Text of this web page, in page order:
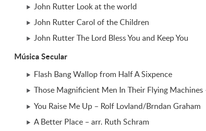
John Rutter Look at the world
John Rutter Carol of the Children
John Rutter The Lord Bless You and Keep You
Música Secular
Flash Bang Wallop from Half A Sixpence
Those Magnificient Men In Their Flying Machines
You Raise Me Up – Rolf Lovland/Brndan Graham
A Better Place – arr. Ruth Schram